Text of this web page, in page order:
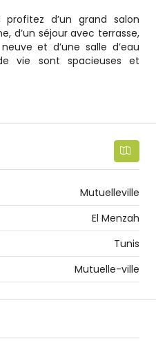
d’un grand salon
d’un séjour avec terrasse,
et d’une salle d’eau
vie sont spacieuses et
Mutuelleville
El Menzah
Tunis
Mutuelle-ville